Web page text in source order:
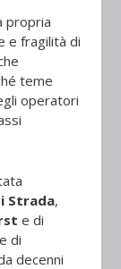
propria
e fragilità di
teme
operatori
Strada,
e di
di
decenni